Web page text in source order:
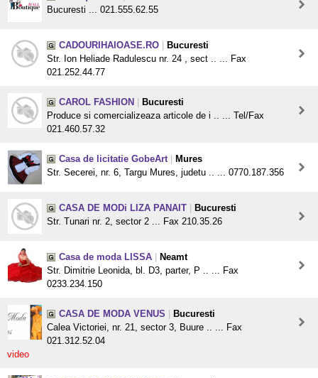
Bucuresti ... 021.555.62.55
CADOURIHAIOASE.RO
Bucuresti
Str. Ion Heliade Radulescu nr. 24 , sect .. ... Fax
021.252.44.77
CAROL FASHION
Bucuresti
Produce si comercializeaza articole de i .. ... Tel/Fax
021.460.57.32
Casa de licitatie GobeArt
Mures
Str. Secerei, nr. 6, Targu Mures, judetu .. ... 0770.187.356
CASA DE MODi LIZA PANAIT
Bucuresti
Str. Tunari nr. 2, sector 2 ... Fax 210.35.26
Casa de moda LISSA
Neamt
Str. Dimitrie Leonida, bl. D3, parter, P .. ... Fax
0233.234.150
CASA DE MODA VENUS
Bucuresti
Calea Victoriei, nr. 21, sector 3, Buure .. ... Fax
021.312.52.04
video